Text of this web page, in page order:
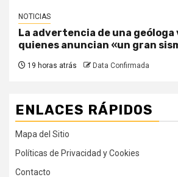
NOTICIAS
La advertencia de una geóloga
quienes anuncian «un gran
19 horas atrás Data Confirmada
ENLACES RÁPIDOS
Mapa del Sitio
Políticas de Privacidad y Cookies
Contacto